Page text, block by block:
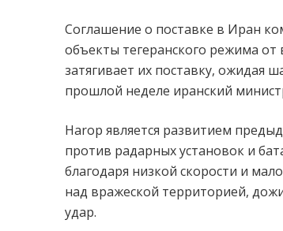
Соглашение о поставке в Иран
объекты тегеранского режима
затягивает их поставку, ожидая
прошлой неделе иранский
Harop является развитием
против радарных установок и
благодаря низкой скорости и
над вражеской территорией,
удар.